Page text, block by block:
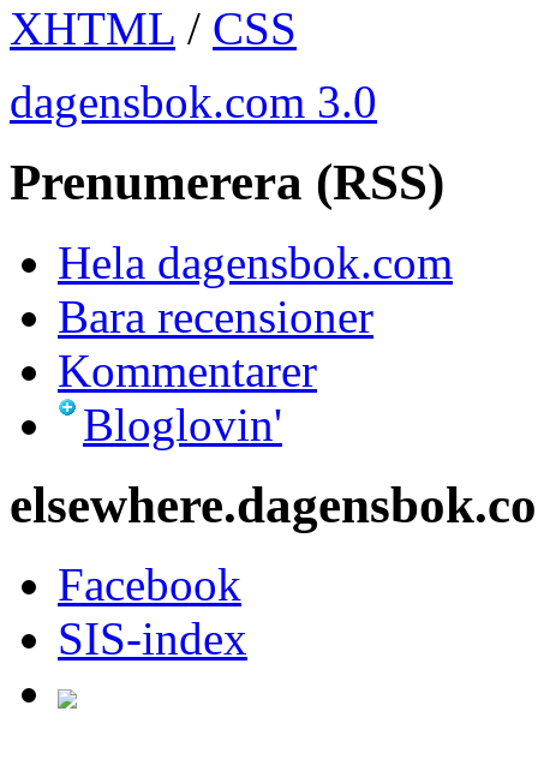
XHTML / CSS
dagensbok.com 3.0
Prenumerera (RSS)
Hela dagensbok.com
Bara recensioner
Kommentarer
Bloglovin'
Facebook
SIS-index